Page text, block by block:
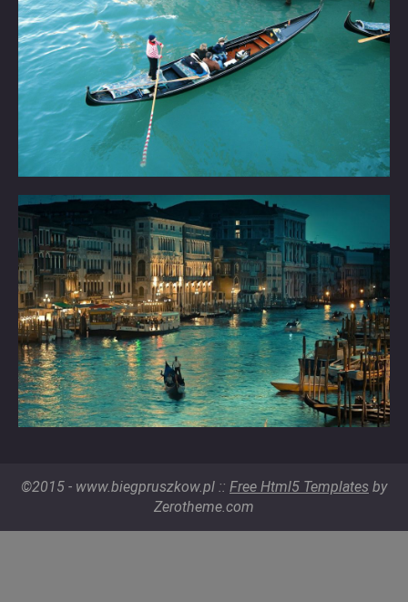
©2015 - www.biegpruszkow.pl :: Free Html5 Templates by
Zerotheme.com